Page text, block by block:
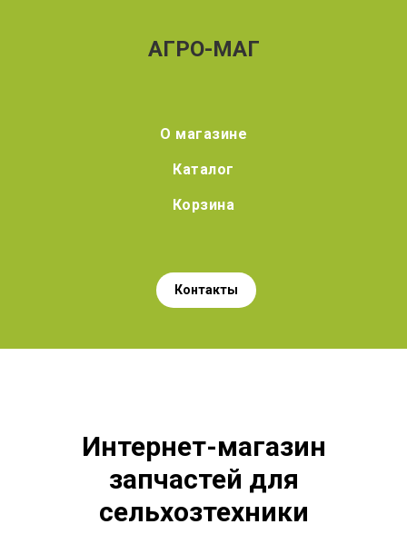
АГРО-МАГ
О магазине
Каталог
Корзина
Контакты
Интернет-магазин
запчастей для
сельхозтехники